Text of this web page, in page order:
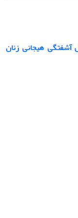
هیجانی زنان